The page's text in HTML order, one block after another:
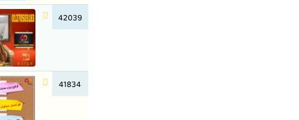
42039
41834